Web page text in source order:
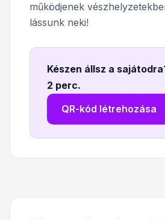
működjenek
lássunk neki!
Készen állsz a
2 perc.
QR-kód létrehozása